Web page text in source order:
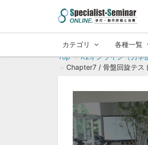
カテゴリ 各種一覧
Top
K2オンライン（力学
Chapter7 / 骨盤回旋テス